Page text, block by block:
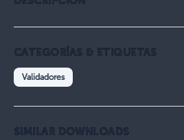
CATEGORÍAS & ETIQUETAS
Validadores
SIMILAR DOWNLOADS